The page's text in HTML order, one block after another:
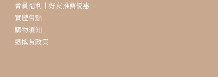
會員福利｜好友推薦優惠
實體售點
購物須知
退換貨政策